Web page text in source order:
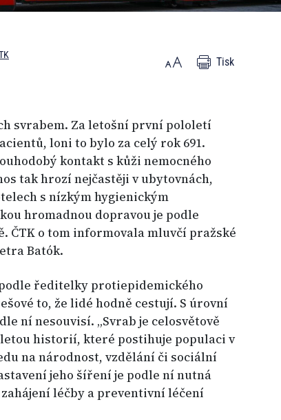
Tisk
svrabem. Za letošní první pololetí
loni to bylo za celý rok 691.
kontakt s kůži nemocného
tak hrozí nejčastěji v ubytovnách,
s nízkým hygienickým
hromadnou dopravou je podle
ČTK o tom informovala mluvčí pražské
Batók.
ředitelky protiepidemického
to, že lidé hodně cestují. S úrovní
ní nesouvisí. „Svrab je celosvětově
historií, které postihuje populaci v
na národnost, vzdělání či sociální
jeho šíření je podle ní nutná
léčby a preventivní léčení